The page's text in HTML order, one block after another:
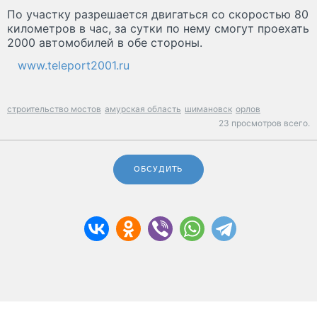
По участку разрешается двигаться со скоростью 80
километров в час, за сутки по нему смогут проехать
2000 автомобилей в обе стороны.
www.teleport2001.ru
строительство мостов амурская область шимановск орлов
23 просмотров всего.
ОБСУДИТЬ